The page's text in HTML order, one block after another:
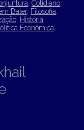
Cotidiano
Bater, Filosofia
História
Econômica